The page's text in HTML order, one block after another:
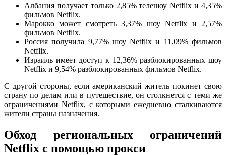
Албания получает только 2,85% телешоу Netflix и 4,35%
фильмов Netflix.
Марокко может смотреть 3,37% шоу Netflix и 2,57%
фильмов Netflix.
Россия получила 9,77% шоу Netflix и 11,09% фильмов
Netflix.
Израиль имеет доступ к 12,36% разблокированных шоу
Netflix и 9,54% разблокированных фильмов Netflix.
С другой стороны, если американский житель покинет свою
страну по делам или в путешествие, он столкнется с теми же
ограничениями Netflix, с которыми ежедневно сталкиваются
жители страны назначения.
Обход региональных ограничений
Netflix с помощью прокси